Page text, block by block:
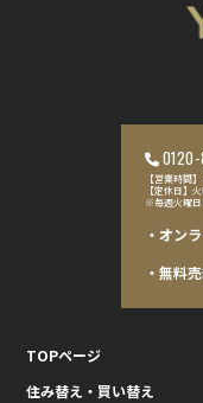
【営業時間
【定休日】
※毎週火曜日
・オン
・無料
TOPページ
住み替え・買い替え